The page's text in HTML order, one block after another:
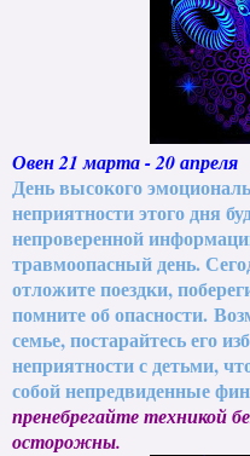
Овен 21 марта - 20 апреля
День высокого
неприятности этого дня
непроверенной
травмоопасный день.
отложите поездки,
помните об опасности.
семье, постарайтесь его
неприятности с детьми,
собой непредвиденные
пренебрегайте техникой
осторожны.